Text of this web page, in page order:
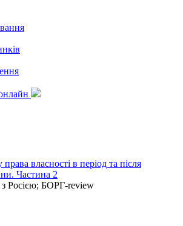
права власності в період та після
Частина 2
з Росією; БОРГ-review